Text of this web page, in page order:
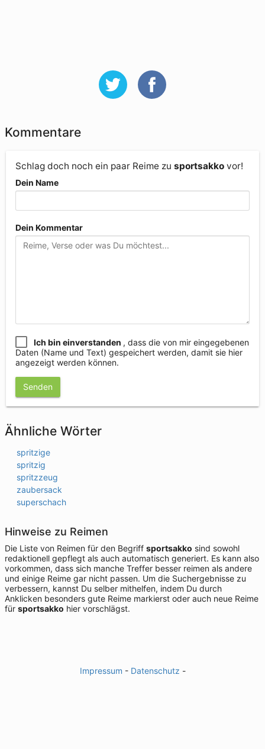
Kommentare
Schlag doch noch ein paar Reime zu sportsakko vor!
Dein Name
Dein Kommentar
Ich bin einverstanden , dass die von mir eingegebenen
Daten (Name und Text) gespeichert werden, damit sie hier
angezeigt werden können.
Senden
Ähnliche Wörter
spritzige
spritzig
spritzzeug
zaubersack
superschach
Hinweise zu Reimen
Die Liste von Reimen für den Begriff sportsakko sind sowohl
redaktionell gepflegt als auch automatisch generiert. Es kann also
vorkommen, dass sich manche Treffer besser reimen als andere
und einige Reime gar nicht passen. Um die Suchergebnisse zu
verbessern, kannst Du selber mithelfen, indem Du durch
Anklicken besonders gute Reime markierst oder auch neue Reime
für sportsakko hier vorschlägst.
Impressum - Datenschutz -